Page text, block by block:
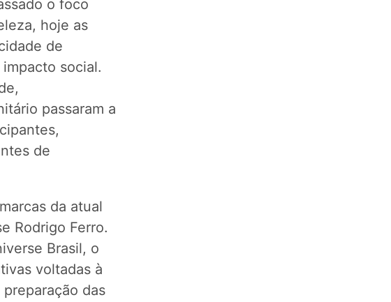
o foco
hoje as
de
social.
passaram a
de
da atual
Rodrigo Ferro.
Brasil, o
voltadas à
das